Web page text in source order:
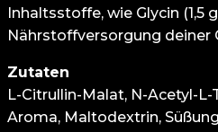
Inhaltsstoffe, wie Glycin
Nährstoffversorgung deiner
Zutaten
L-Citrullin-Malat, N-Acetyl-
Aroma, Maltodextrin,